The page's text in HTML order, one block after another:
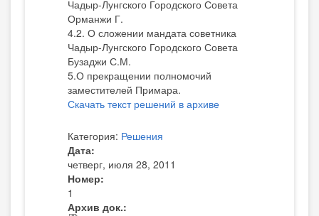
Чадыр-Лунгского Городского Совета
Орманжи Г.
4.2. О сложении мандата советника
Чадыр-Лунгского Городского Совета
Бузаджи С.М.
5.О прекращении полномочий
заместителей Примара.
Скачать текст решений в архиве
Категория: Решения
Дата:
четверг, июля 28, 2011
Номер:
1
Архив док.: